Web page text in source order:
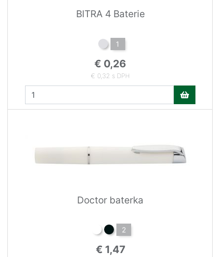
BITRA 4 Baterie
1
€ 0,26
€ 0,32 s DPH
Doctor baterka
2
€ 1,47